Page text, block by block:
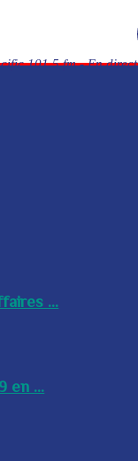
101.5 fm - En direct
...
en ...